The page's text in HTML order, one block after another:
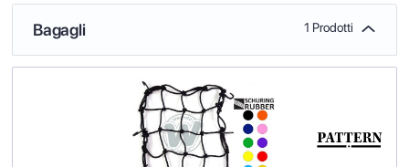
Bagagli 1 Prodotti